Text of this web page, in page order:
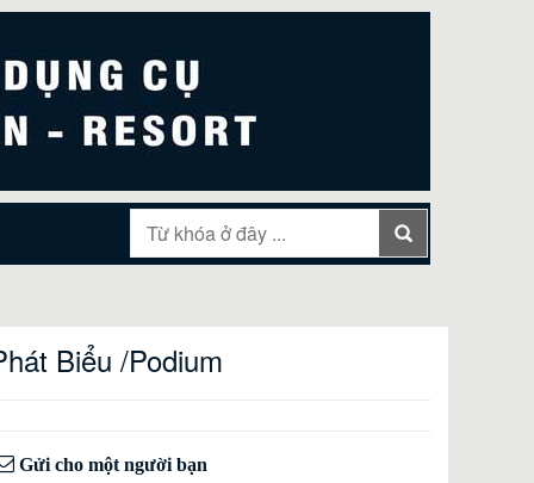
Biểu /Podium
Gửi cho một người bạn